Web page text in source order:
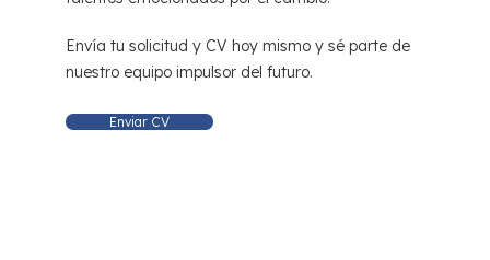
Envía tu solicitud y CV hoy mismo y sé parte de
nuestro equipo impulsor del futuro.
Enviar CV